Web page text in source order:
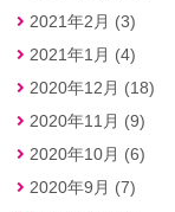
2021年2月 (3)
2021年1月 (4)
2020年12月 (18)
2020年11月 (9)
2020年10月 (6)
2020年9月 (7)